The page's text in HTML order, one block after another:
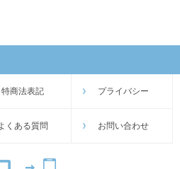
特商法表記 プライバシー
くある質問 お問い合わせ